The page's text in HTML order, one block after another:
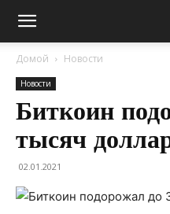
Домой Новости
Новости
Биткоин
тысяч
02.01.2021